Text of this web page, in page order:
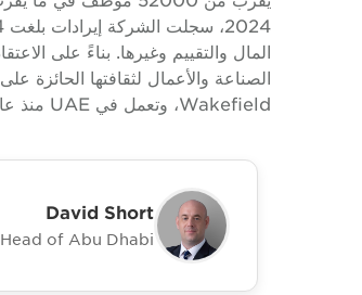
Wakefield، وتعمل في UAE منذ عام 2008. للحصول على معلومات إضافية، يرجى زيارة www.cushwake.ae.
David Short
Head of Abu Dhabi